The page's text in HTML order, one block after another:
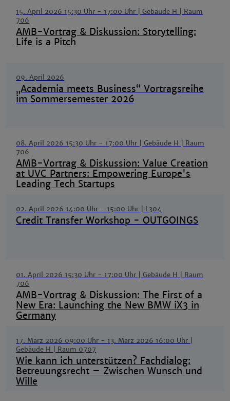
15. April 2026 15:30 Uhr - 17:00 Uhr
| Gebäude H | Raum
706
AMB-Vortrag & Diskussion: Storytelling:
Life is a Pitch
09. April 2026
„Academia meets Business“ Vortragsreihe
im Sommersemester 2026
08. April 2026 15:30 Uhr - 17:00 Uhr
| Gebäude H | Raum
706
AMB-Vortrag & Diskussion: Value Creation
at UVC Partners: Empowering Europe's
Leading Tech Startups
02. April 2026 14:00 Uhr - 15:00 Uhr | L304
Credit Transfer Workshop - OUTGOINGS
01. April 2026 15:30 Uhr - 17:00 Uhr
| Gebäude H | Raum
706
AMB-Vortrag & Diskussion: The First of a
New Era: Launching the New BMW iX3 in
Germany
17. März 2026 09:00 Uhr - 13. März 2026 16:00 Uhr
Gebäude H | Raum 0707
Wie kann ich unterstützen? Fachdialog:
Betreuungsrecht – Zwischen Wunsch und
Wille